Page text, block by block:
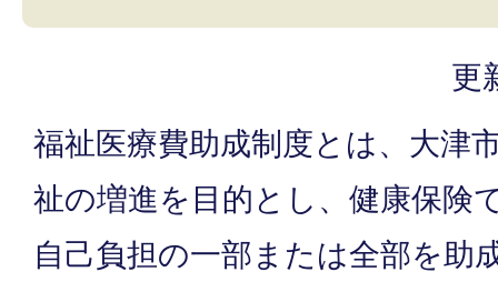
更
福祉医療費助成制度とは、大津
祉の増進を目的とし、健康保険
自己負担の一部または全部を助